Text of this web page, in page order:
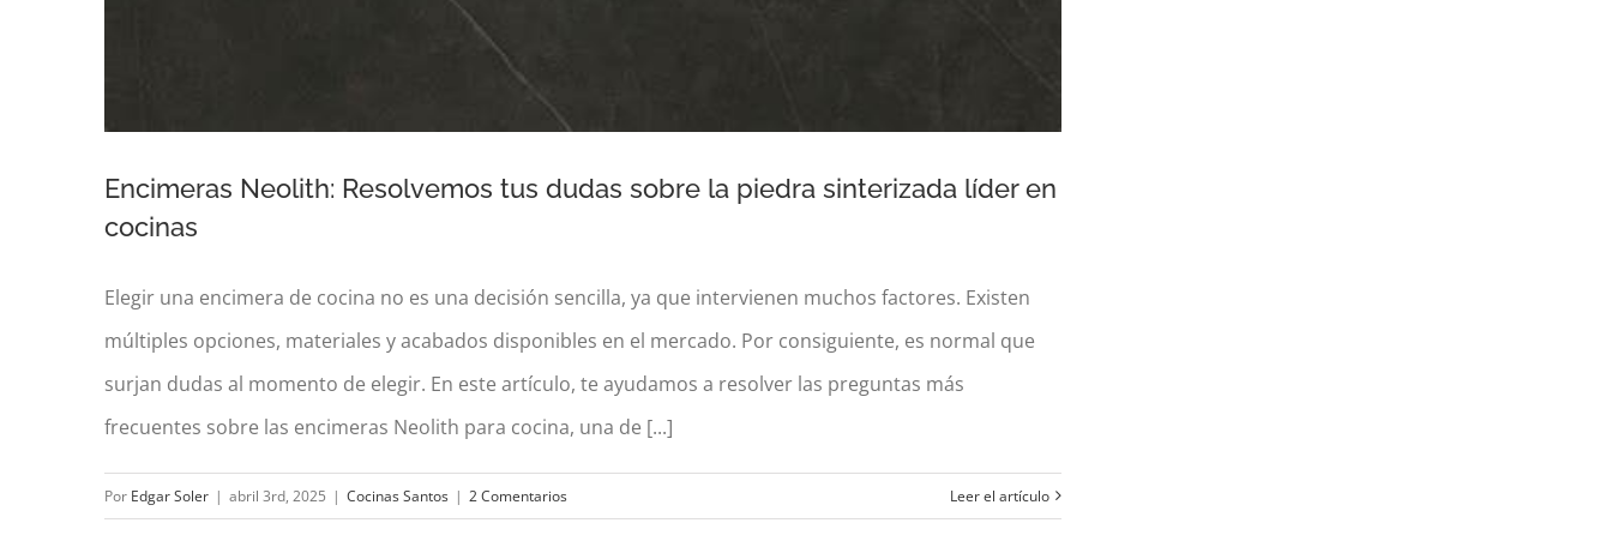
Encimeras Neolith: Resolvemos tus dudas sobre la piedra sinterizada líder en
cocinas
Encimeras Neolith: Resolvemos tus dudas sobre la piedra sinterizada líder en
cocinas
Elegir una encimera de cocina no es una decisión sencilla, ya que intervienen muchos factores. Existen
múltiples opciones, materiales y acabados disponibles en el mercado. Por consiguiente, es normal que
surjan dudas al momento de elegir. En este artículo, te ayudamos a resolver las preguntas más
frecuentes sobre las encimeras Neolith para cocina, una de [...]
Por Edgar Soler | abril 3rd, 2025 | Cocinas Santos | 2 Comentarios Leer el artículo